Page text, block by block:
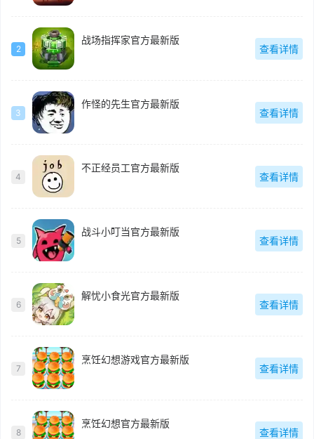
2
战场指挥家官方最新版
查看详情
3
作怪的先生官方最新版
查看详情
4
不正经员工官方最新版
查看详情
5
战斗小叮当官方最新版
查看详情
6
解忧小食光官方最新版
查看详情
7
烹饪幻想游戏官方最新版
查看详情
8
烹饪幻想官方最新版
查看详情